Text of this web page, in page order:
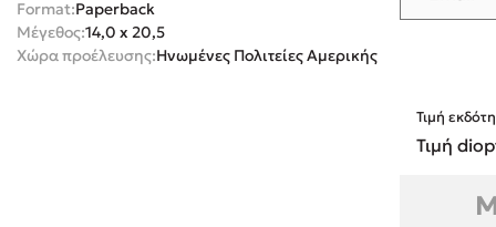
Κώστας Κρομμύδας
Format:Paperback
Μέγεθος:14,0 x 20,5
Χώρα προέλευσης:Ηνωμένες Πολιτείες Αμερικής
Τιμή εκδότη
Τιμή